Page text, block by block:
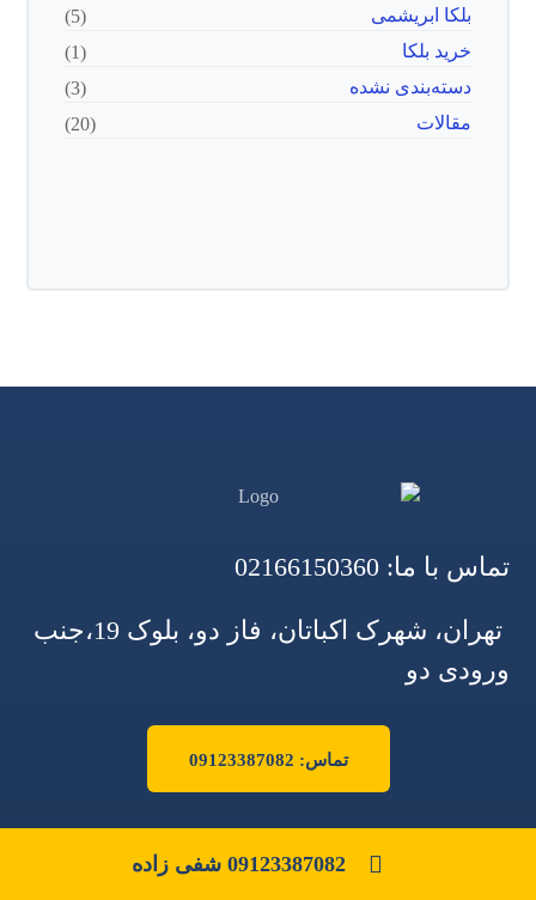
بلکا ابریشمی
(5)
خرید بلکا
(1)
دسته‌بندی نشده
(3)
مقالات
(20)
تماس با ما:02166150360
تهران، شهرک اکباتان، فاز دو، بلوک 19،جنب
ورودی دو
تماس: 09123387082
09123387082 شفی زاده